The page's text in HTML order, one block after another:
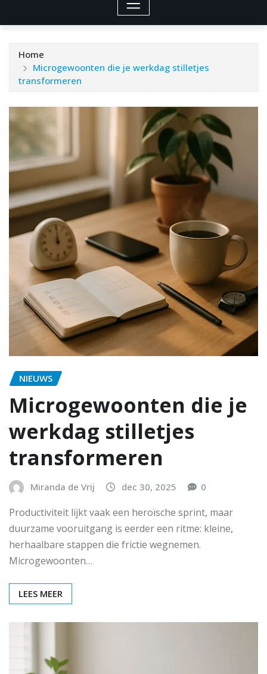
Home
Microgewoonten die je werkdag stilletjes
transformeren
NIEUWS
Microgewoonten die je
werkdag stilletjes
transformeren
Miranda de Vrij dec 30, 2025 0
Productiviteit lijkt vaak een heroïsche sprint, maar
duurzame vooruitgang is eerder een ritme: kleine,
herhaalbare stappen die frictie wegnemen.
Microgewoonten…
LEES MEER